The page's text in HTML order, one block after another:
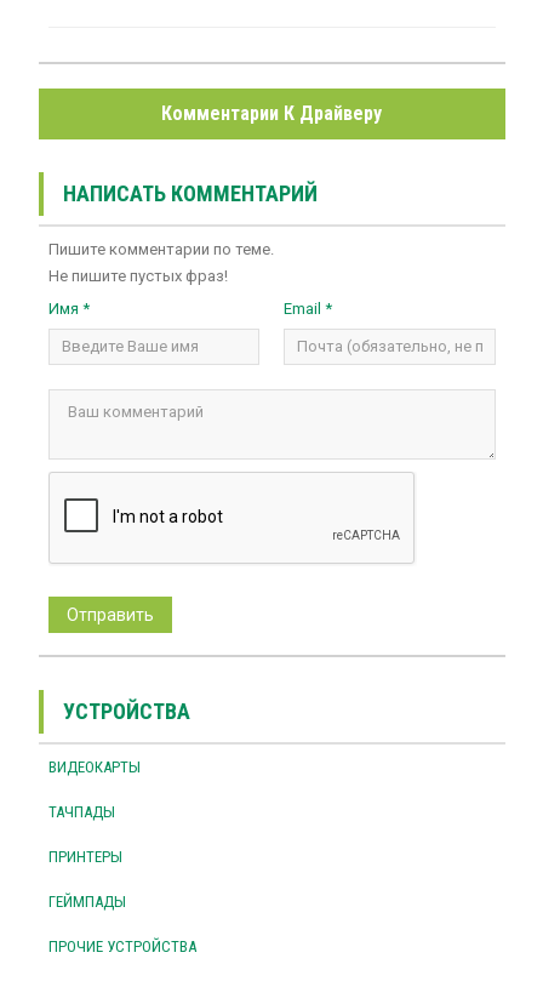
Комментарии К Драйверу
НАПИСАТЬ КОММЕНТАРИЙ
Пишите комментарии по теме.
Не пишите пустых фраз!
Имя *
Email *
УСТРОЙСТВА
ВИДЕОКАРТЫ
ТАЧПАДЫ
ПРИНТЕРЫ
ГЕЙМПАДЫ
ПРОЧИЕ УСТРОЙСТВА